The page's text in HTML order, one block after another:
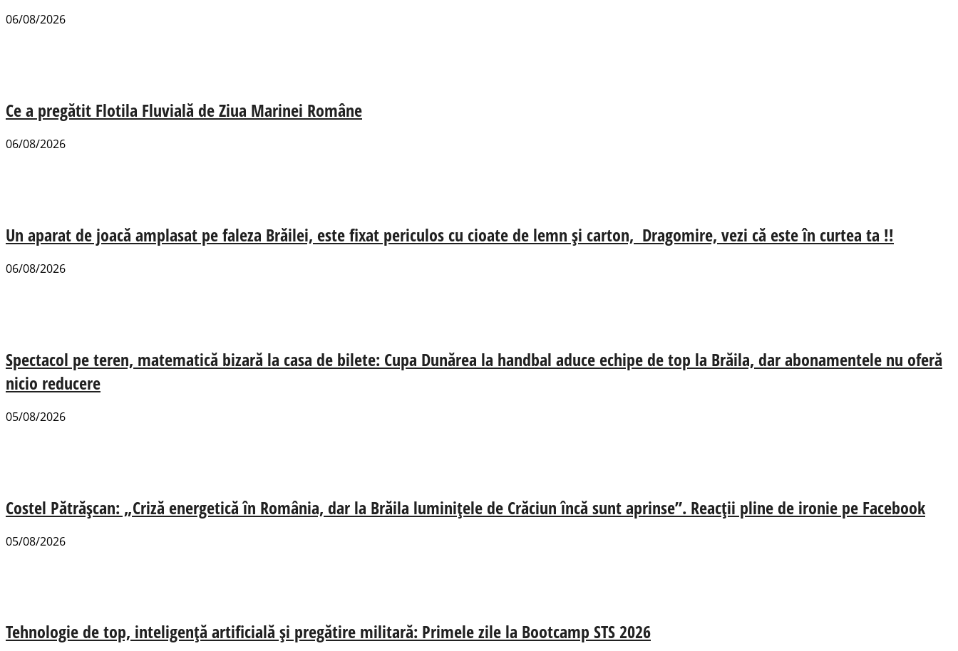
06/08/2026
Ce a pregătit Flotila Fluvială de Ziua Marinei Române
06/08/2026
Un aparat de joacă amplasat pe faleza Brăilei, este fixat periculos cu cioate de lemn și carton, Dragomire, vezi că este în curtea ta !!
06/08/2026
Spectacol pe teren, matematică bizară la casa de bilete: Cupa Dunărea la handbal aduce echipe de top la Brăila, dar abonamentele nu oferă
nicio reducere
05/08/2026
Costel Pătrășcan: „Criză energetică în România, dar la Brăila luminițele de Crăciun încă sunt aprinse”. Reacții pline de ironie pe Facebook
05/08/2026
Tehnologie de top, inteligență artificială și pregătire militară: Primele zile la Bootcamp STS 2026